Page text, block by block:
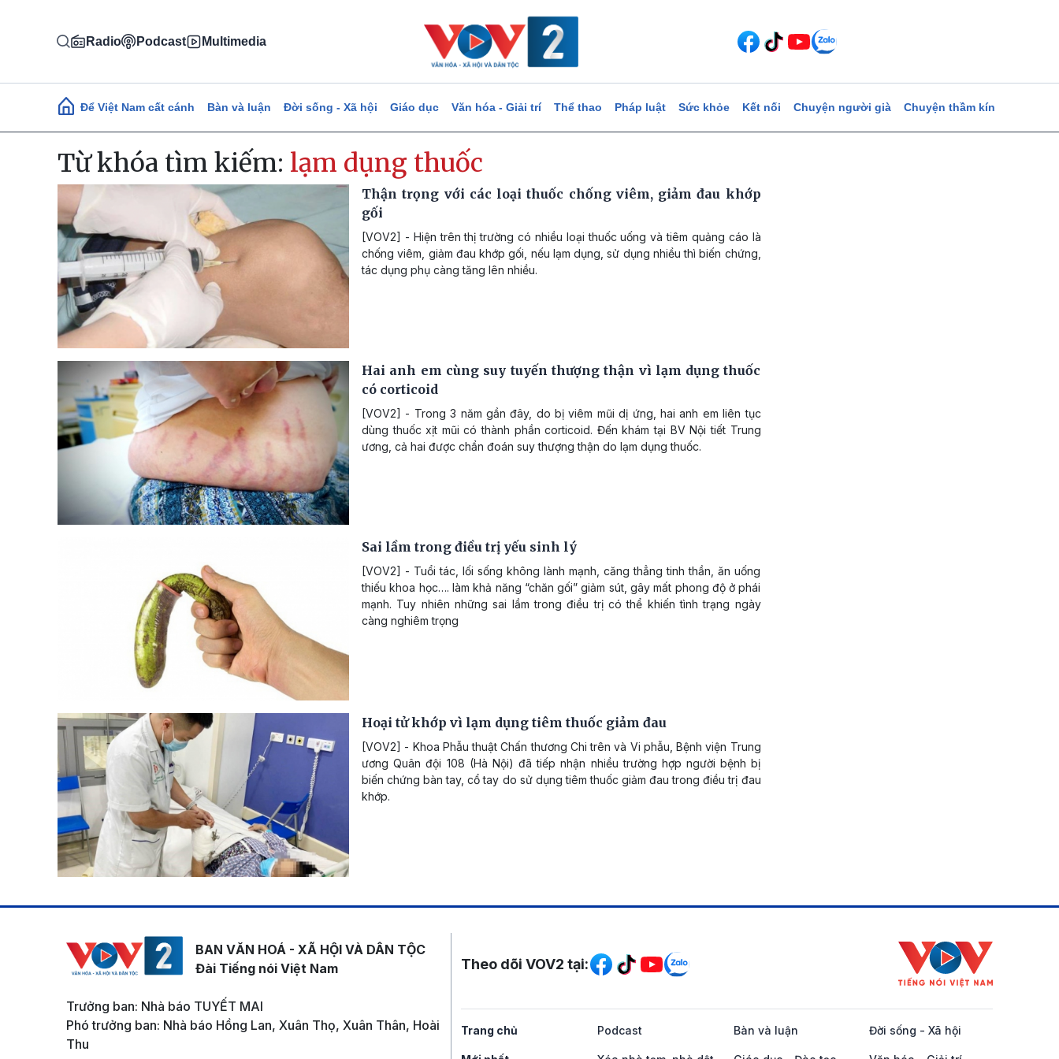
Radio Podcast Multimedia
Main navigation
Để Việt Nam cất cánh Bàn và luận Đời sống - Xã hội Giáo dục Văn hóa - Giải trí Thể thao Pháp luật Sức khỏe Kết nối Chuyện người già Chuyện thầm kín
Từ khóa tìm kiếm: lạm dụng thuốc
Thận trọng với các loại thuốc chống viêm, giảm đau khớp
gối
[VOV2] - Hiện trên thị trường có nhiều loại thuốc uống và tiêm quảng cáo là
chống viêm, giảm đau khớp gối, nếu lạm dụng, sử dụng nhiều thì biến chứng,
tác dụng phụ càng tăng lên nhiều.
Hai anh em cùng suy tuyến thượng thận vì lạm dụng thuốc
có corticoid
[VOV2] - Trong 3 năm gần đây, do bị viêm mũi dị ứng, hai anh em liên tục
dùng thuốc xịt mũi có thành phần corticoid. Đến khám tại BV Nội tiết Trung
ương, cả hai được chẩn đoán suy thượng thận do lạm dụng thuốc.
Sai lầm trong điều trị yếu sinh lý
[VOV2] - Tuổi tác, lối sống không lành mạnh, căng thẳng tinh thần, ăn uống
thiếu khoa học…. làm khả năng “chăn gối” giảm sút, gây mất phong độ ở phái
mạnh. Tuy nhiên những sai lầm trong điều trị có thể khiến tình trạng ngày
càng nghiêm trọng
Hoại tử khớp vì lạm dụng tiêm thuốc giảm đau
[VOV2] - Khoa Phẫu thuật Chấn thương Chi trên và Vi phẫu, Bệnh viện Trung
ương Quân đội 108 (Hà Nội) đã tiếp nhận nhiều trường hợp người bệnh bị
biến chứng bàn tay, cổ tay do sử dụng tiêm thuốc giảm đau trong điều trị đau
khớp.
BAN VĂN HOÁ - XÃ HỘI VÀ DÂN TỘC
Đài Tiếng nói Việt Nam
Trưởng ban: Nhà báo TUYẾT MAI
Phó trưởng ban: Nhà báo Hồng Lan, Xuân Thọ, Xuân Thân, Hoài
Thu
Mạng xã hội
Theo dõi VOV2 tại:
Trang chủ Podcast Bàn và luận Đời sống - Xã hội